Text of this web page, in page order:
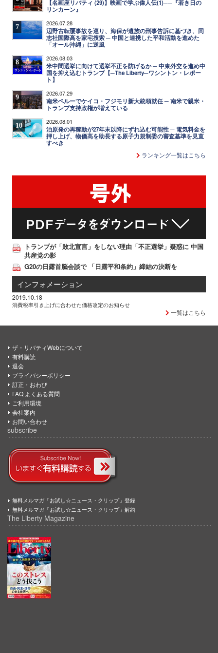
【名画座リバティ (29)】映画で学ぶ偉人伝(1)──『若き日の
リンカーン』
7 2026.07.28
辺野古転覆事故を巡り、海保が遺族の刑事告訴に基づき、同
志社国際高を家宅捜索 ─ 中国と連携した平和活動を進めた
「オール沖縄」に逆風
8 2026.08.03
米中間選挙に向けて選挙不正を防げるか ─ 中東外交を進め中
国を抑え込むトランプ【─The Liberty─ワシントン・レポー
ト】
9 2026.07.29
南米ペルーでケイコ・フジモリ新大統領就任 ─ 南米で親米・
トランプ支持政権が増えている
10 2026.08.01
泊原発の再稼動が27年末以降にずれ込む可能性 ─ 電気料金を
押し上げ、物価高を助長する原子力規制委の審査基準を見直
すべき
ランキング一覧はこちら
トランプが「敗北宣言」をしない理由「不正選挙」疑惑に 中国
共産党の影
G20の日露首脳会談で 「日露平和条約」締結の決断を
インフォメーション
2019.10.18
消費税率引き上げに合わせた価格改定のお知らせ
一覧はこちら
ザ・リバティWebについて
有料購読
退会
プライバシーポリシー
訂正・おわび
FAQ よくある質問
ご利用環境
会社案内
お問い合わせ
subscribe
無料メルマガ「お試し☆ニュース・クリップ」登録
無料メルマガ「お試し☆ニュース・クリップ」解約
The Liberty Magazine